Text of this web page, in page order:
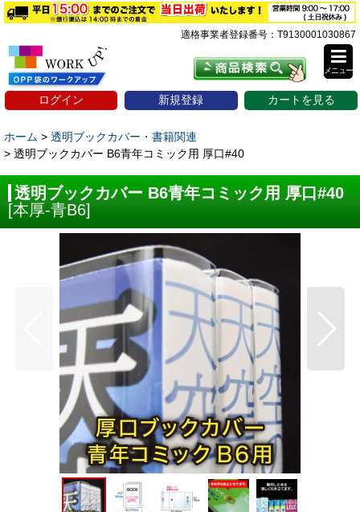
適格事業者登録番号：T9130001030867
ログイン 新規登録 カートを見る
メニュー
ホーム > 透明ブックカバー・書籍関連
> 透明ブックカバー B6青年コミック用 厚口#40
透明ブックカバー B6青年コミック用 厚口#40
[本厚-青B6]